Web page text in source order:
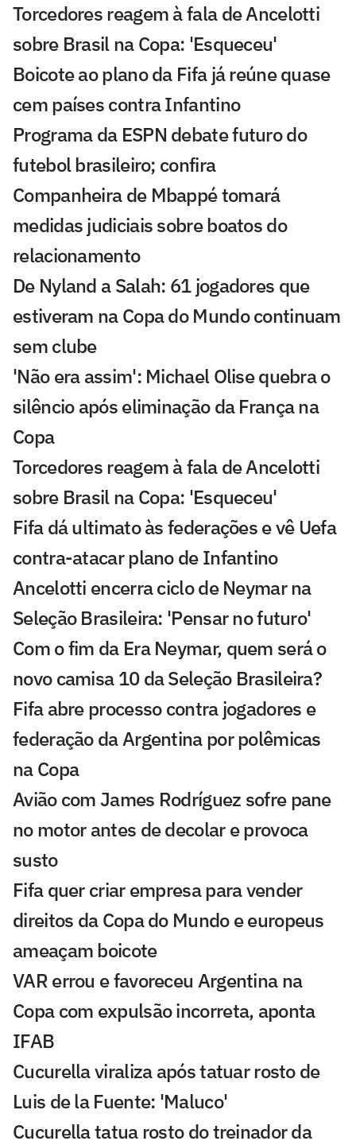
Torcedores reagem à fala de Ancelotti
sobre Brasil na Copa: 'Esqueceu'
Boicote ao plano da Fifa já reúne quase
cem países contra Infantino
Programa da ESPN debate futuro do
futebol brasileiro; confira
Companheira de Mbappé tomará
medidas judiciais sobre boatos do
relacionamento
De Nyland a Salah: 61 jogadores que
estiveram na Copa do Mundo continuam
sem clube
'Não era assim': Michael Olise quebra o
silêncio após eliminação da França na
Copa
Torcedores reagem à fala de Ancelotti
sobre Brasil na Copa: 'Esqueceu'
Fifa dá ultimato às federações e vê Uefa
contra-atacar plano de Infantino
Ancelotti encerra ciclo de Neymar na
Seleção Brasileira: 'Pensar no futuro'
Com o fim da Era Neymar, quem será o
novo camisa 10 da Seleção Brasileira?
Fifa abre processo contra jogadores e
federação da Argentina por polêmicas
na Copa
Avião com James Rodríguez sofre pane
no motor antes de decolar e provoca
susto
Fifa quer criar empresa para vender
direitos da Copa do Mundo e europeus
ameaçam boicote
VAR errou e favoreceu Argentina na
Copa com expulsão incorreta, aponta
IFAB
Cucurella viraliza após tatuar rosto de
Luis de la Fuente: 'Maluco'
Cucurella tatua rosto do treinador da